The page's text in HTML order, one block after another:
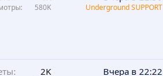
580K Underground SUPPORT
2K Вчера в 22:22